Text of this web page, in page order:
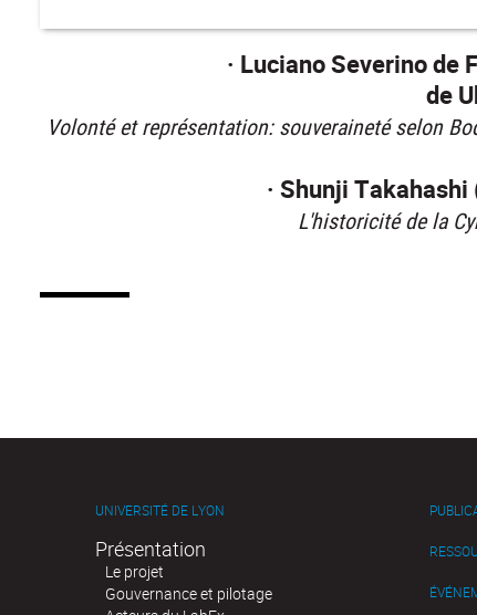
· Luciano Severino de
de
Volonté et représentation: souveraineté selon
· Shunji
L'historicité de la
UNIVERSITÉ DE LYON
Présentation
Le projet
Gouvernance et pilotage